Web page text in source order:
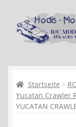
Zur
Navigation
springen
Zum
Inhalt
springen
Kasse
Mein Konto
Startseite
Yucatan Crawler
YUCATAN